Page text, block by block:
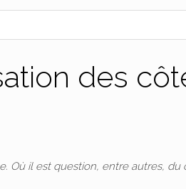
des
Où il est question, entre autres, du